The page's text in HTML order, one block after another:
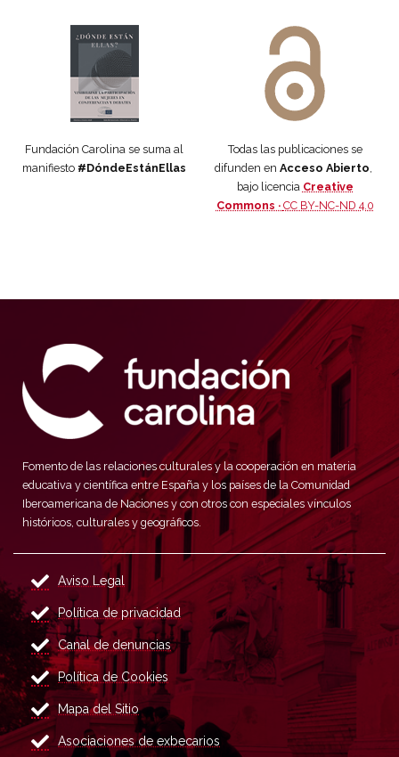
Fundación Carolina se suma al
manifiesto #DóndeEstánEllas
Todas las publicaciones se
difunden en Acceso Abierto,
bajo licencia Creative
Commons · CC BY-NC-ND 4.0
Fomento de las relaciones culturales y la cooperación en materia
educativa y científica entre España y los países de la Comunidad
Iberoamericana de Naciones y con otros con especiales vínculos
históricos, culturales y geográficos.
Aviso Legal
Política de privacidad
Canal de denuncias
Política de Cookies
Mapa del Sitio
Asociaciones de exbecarios